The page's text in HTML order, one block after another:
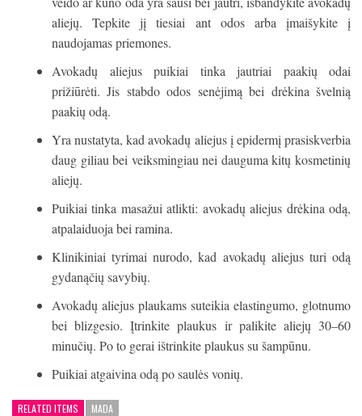
aliejų. Tepkite jį tiesiai ant odos arba įmaišykite į
naudojamas priemones.
Avokadų aliejus puikiai tinka jautriai paakių odai
prižiūrėti. Jis stabdo odos senėjimą bei drėkina švelnią
paakių odą.
Yra nustatyta, kad avokadų aliejus į epidermį prasiskverbia
daug giliau bei veiksmingiau nei dauguma kitų kosmetinių
aliejų.
Puikiai tinka masažui atlikti: avokadų aliejus drėkina odą,
atpalaiduoja bei ramina.
Klinikiniai tyrimai nurodo, kad avokadų aliejus turi odą
gydanąčių savybių.
Avokadų aliejus plaukams suteikia elastingumo, glotnumo
bei blizgesio. Įtrinkite plaukus ir palikite aliejų 30–60
minučių. Po to gerai ištrinkite plaukus su šampūnu.
Puikiai atgaivina odą po saulės vonių.
RELATED ITEMS MADA